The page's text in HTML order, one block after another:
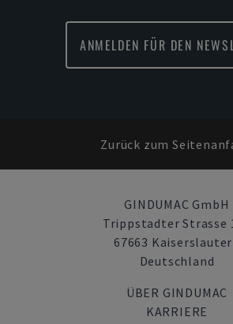
ANMELDEN FÜR DEN
Zurück zum
GINDUMAC GmbH
Trippstadter Strasse
67663
Deutschland
ÜBER GINDUMAC
KARRIERE